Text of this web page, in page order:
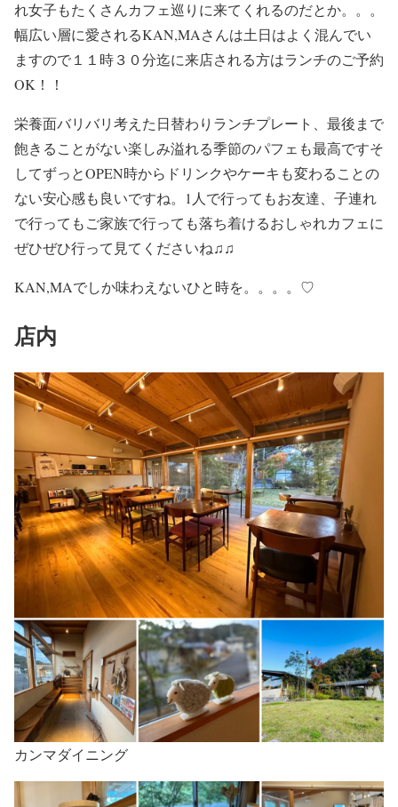
れ女子もたくさんカフェ巡りに来てくれるのだとか。。。
幅広い層に愛されるKAN,MAさんは土日はよく混んでい
ますので１１時３０分迄に来店される方はランチのご予約
OK！！
栄養面バリバリ考えた日替わりランチプレート、最後まで
飽きることがない楽しみ溢れる季節のパフェも最高ですそ
してずっとOPEN時からドリンクやケーキも変わることの
ない安心感も良いですね。1人で行ってもお友達、子連れ
で行ってもご家族で行っても落ち着けるおしゃれカフェに
ぜひぜひ行って見てくださいね♫♫
KAN,MAでしか味わえないひと時を。。。。♡
店内
カンマダイニング